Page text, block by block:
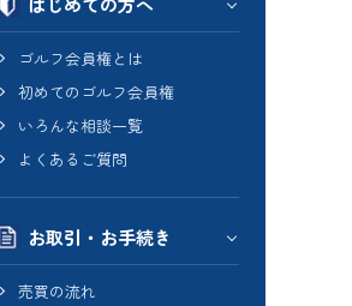
ゴルフ会員権とは
初めてのゴルフ会員権
いろんな相談一覧
よくあるご質問
お取引・お手続き
売買の流れ